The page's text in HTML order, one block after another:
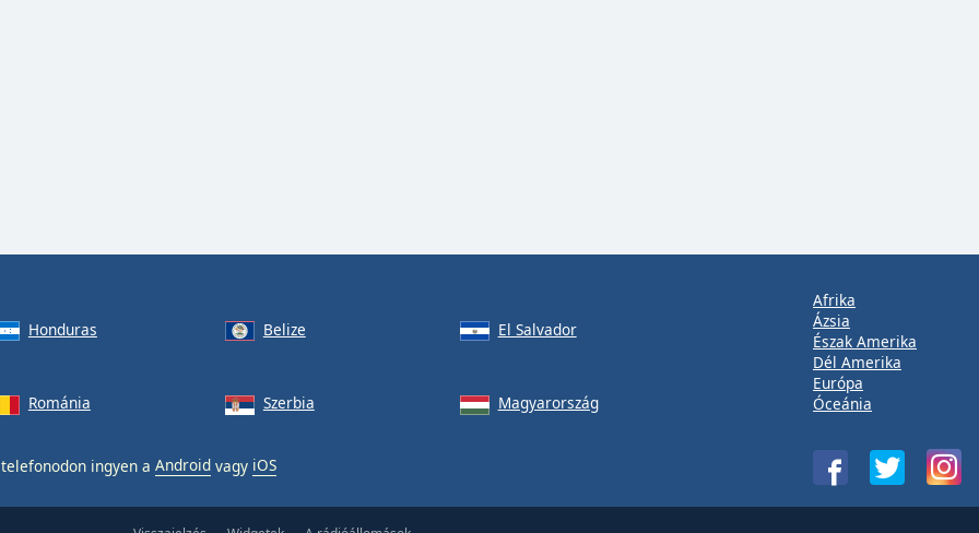
Honduras Belize El Salvador
Románia Szerbia Magyarország
ingyen a Android vagy iOS
Afrika
Ázsia
Észak Amerika
Dél Amerika
Európa
Óceánia